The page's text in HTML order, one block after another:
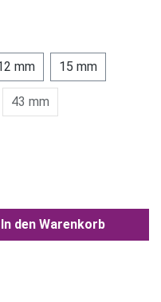
mm 15 mm
43 mm
gewünschten Wert
In den Warenkorb